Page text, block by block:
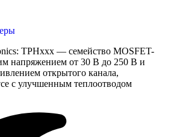
TPHxxx — семейство MOSFET-
напряжением от 30 В до 250 В и
открытого канала,
с улучшенным теплоотводом